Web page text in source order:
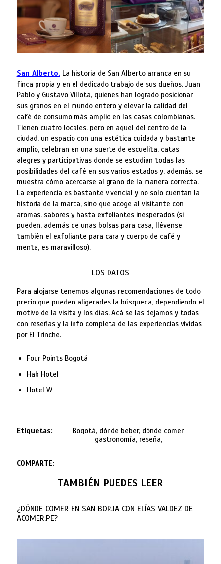
San Alberto. La historia de San Alberto arranca en su
finca propia y en el dedicado trabajo de sus dueños, Juan
Pablo y Gustavo Villota, quienes han logrado posicionar
sus granos en el mundo entero y elevar la calidad del
café de consumo más amplio en las casas colombianas.
Tienen cuatro locales, pero en aquel del centro de la
ciudad, un espacio con una estética cuidada y bastante
amplio, celebran en una suerte de escuelita, catas
alegres y participativas donde se estudian todas las
posibilidades del café en sus varios estados y, además, se
muestra cómo acercarse al grano de la manera correcta.
La experiencia es bastante vivencial y no solo cuentan la
historia de la marca, sino que acoge al visitante con
aromas, sabores y hasta exfoliantes inesperados (si
pueden, además de unas bolsas para casa, llévense
también el exfoliante para cara y cuerpo de café y
menta, es maravilloso).
LOS DATOS
Para alojarse tenemos algunas recomendaciones de todo
precio que pueden aligerarles la búsqueda, dependiendo el
motivo de la visita y los días. Acá se las dejamos y todas
con reseñas y la info completa de las experiencias vividas
por El Trinche.
Four Points Bogotá
Hab Hotel
Hotel W
Etiquetas:
Bogotá, dónde beber, dónde comer,
gastronomía, reseña,
COMPARTE:
TAMBIÉN PUEDES LEER
¿DÓNDE COMER EN SAN BORJA CON ELÍAS VALDEZ DE
ACOMER.PE?